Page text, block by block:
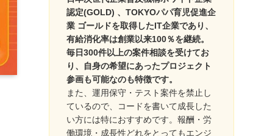
認定(GOLD) 、TOKYOパパ育児促進企
業 ゴールドを取得したIT企業であり、
有給消化率は創業以来100％を継続。
毎日300件以上の案件相談を受けてお
り、自身の希望にあったプロジェクト
参画も可能なのも特徴です。
また、運用保守・テスト案件を禁止し
ているので、コードを書いて成長した
い方には特におすすめです。報酬・労
働環境・成長性どれをとってもエンジ